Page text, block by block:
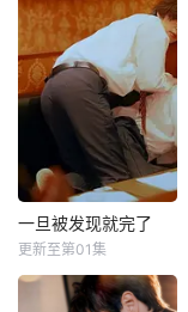
一旦被发现就完了
更新至第01集